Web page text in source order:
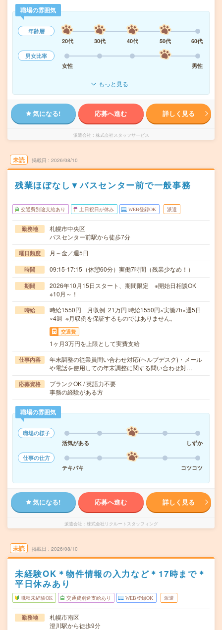
職場の雰囲気
年齢層
20代
30代 40代 50代
60代
男女比率
女性
男性
もっと見る
気になる! 応募へ進む 詳しく見る
派遣会社 株式会社スタッフサービス
未読 掲載日 2026/08/10
残業ほぼなし▼バスセンター前で一般事務
交通費別途支給あり 土日祝日が休み WEB登録OK 派遣
勤務地
札幌市中央区
バスセンター前駅から徒歩7分
曜日頻度 月～金／週5日
時間 09:15-17:15（休憩60分）実働7時間（残業少なめ！）
期間
2026年10月15日スタート、期間限定 ※開始日相談OK
※10月～！
時給
時給1550円 月収例 21万円 時給1550円×実働7h×週5日
×4週 ※月収例を保証するものではありません。
交通費
1ヶ月3万円を上限として実費支給
仕事内容
年末調整の従業員問い合わせ対応(ヘルプデスク)・メール
や電話を使用しての年末調整に関する問い合わせ対…
応募資格
ブランクOK / 英語力不要
事務の経験がある方
職場の雰囲気
職場の様子
活気がある
しずか
仕事の仕方
テキパキ
コツコツ
気になる! 応募へ進む 詳しく見る
派遣会社 株式会社リクルートスタッフィング
未読 掲載日 2026/08/10
未経験OK＊物件情報の入力など＊17時まで＊
平日休みあり
職種未経験OK 交通費別途支給あり WEB登録OK 派遣
勤務地
札幌市南区
澄川駅から徒歩9分